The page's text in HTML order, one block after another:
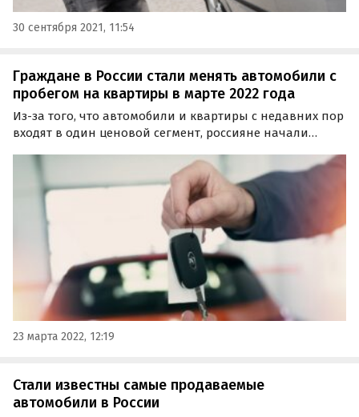
30 сентября 2021, 11:54
Граждане в России стали менять автомобили с
пробегом на квартиры в марте 2022 года
Из-за того, что автомобили и квартиры с недавних пор
входят в один ценовой сегмент, россияне начали
квартиры, дачи, дома и даже земельные участки.
23 марта 2022, 12:19
Стали известны самые продаваемые
автомобили в России